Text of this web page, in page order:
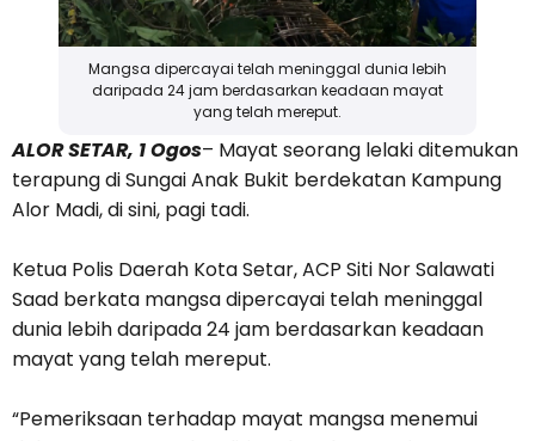
Mangsa dipercayai telah meninggal dunia lebih
daripada 24 jam berdasarkan keadaan mayat
yang telah mereput.
ALOR SETAR, 1 Ogos– Mayat seorang lelaki ditemukan
terapung di Sungai Anak Bukit berdekatan Kampung
Alor Madi, di sini, pagi tadi.
Ketua Polis Daerah Kota Setar, ACP Siti Nor Salawati
Saad berkata mangsa dipercayai telah meninggal
dunia lebih daripada 24 jam berdasarkan keadaan
mayat yang telah mereput.
“Pemeriksaan terhadap mayat mangsa menemui